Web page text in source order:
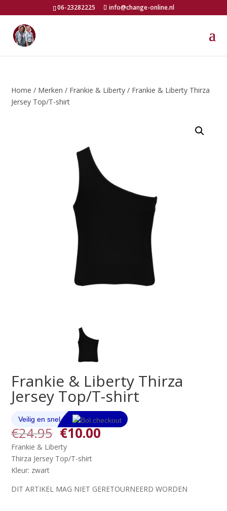
06-23282225 info@change-online.nl
Home / Merken / Frankie & Liberty / Frankie & Liberty Thirza
Jersey Top/T-shirt
Frankie & Liberty Thirza
Jersey Top/T-shirt
€24.95 Oorspronkelijke
prijs
was:
€24.95.
€10.00Huidige
Frankie & Liberty
Thirza Jersey Top/T-shirt
Kleur: zwart
DIT ARTIKEL MAG NIET GERETOURNEERD WORDEN